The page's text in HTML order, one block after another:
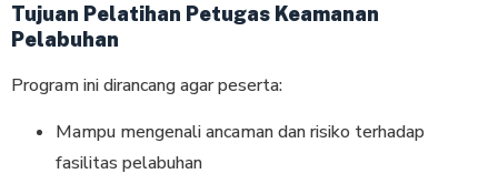
Tujuan Pelatihan Petugas Keamanan
Pelabuhan
Program ini dirancang agar peserta:
Mampu mengenali ancaman dan risiko terhadap
fasilitas pelabuhan